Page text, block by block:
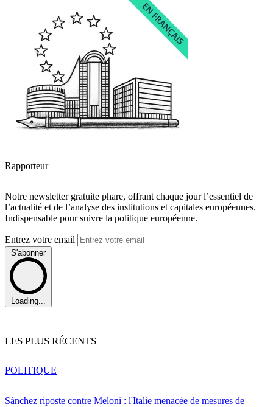
Rapporteur
Notre newsletter gratuite phare, offrant chaque jour l’essentiel de
l’actualité et de l’analyse des institutions et capitales européennes.
Indispensable pour suivre la politique européenne.
Entrez votre email
S'abonner
Loading...
LES PLUS RÉCENTS
Sánchez riposte contre Meloni : l'Italie menacée de mesures de
POLITIQUE